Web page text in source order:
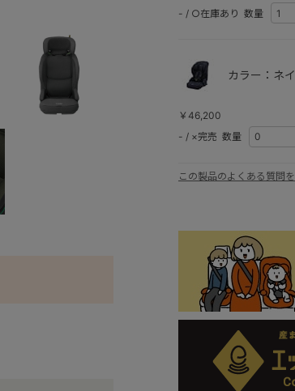
- / ○在庫あり 数量
カラー：ネ
￥46,200
- / ×完売 数量
この製品のよくある質問